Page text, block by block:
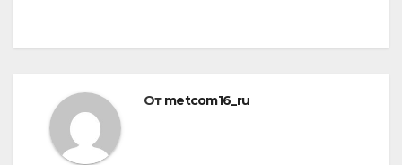
От metcom16_ru